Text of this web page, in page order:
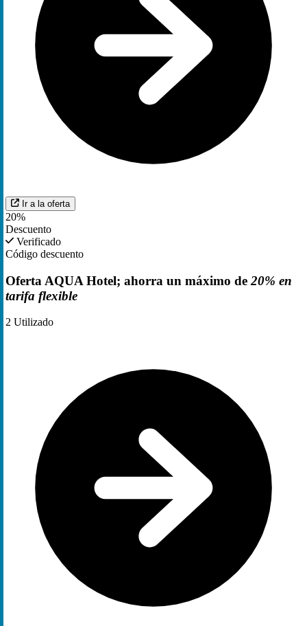
Ir a la oferta
20%
Descuento
Verificado
Código descuento
Oferta AQUA Hotel; ahorra un máximo de 20% en
tarifa flexible
2 Utilizado